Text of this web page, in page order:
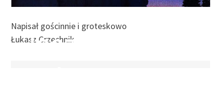
Napisał gościnnie i groteskowo
Łukasz Grzechnik
Jeszcze w